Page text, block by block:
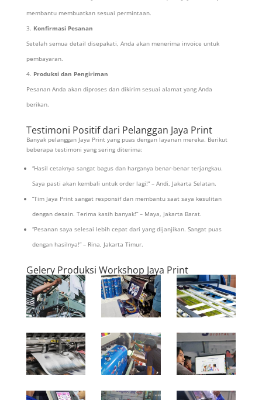
membantu membuatkan sesuai permintaan.
Konfirmasi Pesanan
Setelah semua detail disepakati, Anda akan menerima invoice untuk
pembayaran.
Produksi dan Pengiriman
Pesanan Anda akan diproses dan dikirim sesuai alamat yang Anda
berikan.
Testimoni Positif dari Pelanggan Jaya Print
Banyak pelanggan Jaya Print yang puas dengan layanan mereka. Berikut
beberapa testimoni yang sering diterima:
“Hasil cetaknya sangat bagus dan harganya benar-benar terjangkau.
Saya pasti akan kembali untuk order lagi!” – Andi, Jakarta Selatan.
“Tim Jaya Print sangat responsif dan membantu saat saya kesulitan
dengan desain. Terima kasih banyak!” – Maya, Jakarta Barat.
“Pesanan saya selesai lebih cepat dari yang dijanjikan. Sangat puas
dengan hasilnya!” – Rina, Jakarta Timur.
Gelery Produksi Workshop Jaya Print